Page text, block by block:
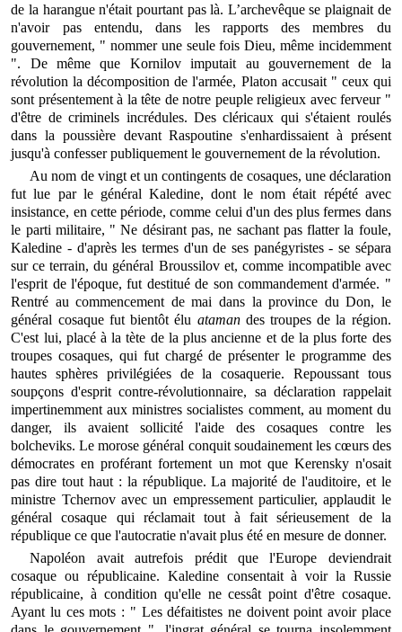
de la harangue n'était pourtant pas là. L’archevêque se plaignait de
n'avoir pas entendu, dans les rapports des membres du
gouvernement, " nommer une seule fois Dieu, même incidemment
". De même que Kornilov imputait au gouvernement de la
révolution la décomposition de l'armée, Platon accusait " ceux qui
sont présentement à la tête de notre peuple religieux avec ferveur "
d'être de criminels incrédules. Des cléricaux qui s'étaient roulés
dans la poussière devant Raspoutine s'enhardissaient à présent
jusqu'à confesser publiquement le gouvernement de la révolution.
Au nom de vingt et un contingents de cosaques, une déclaration
fut lue par le général Kaledine, dont le nom était répété avec
insistance, en cette période, comme celui d'un des plus fermes dans
le parti militaire, " Ne désirant pas, ne sachant pas flatter la foule,
Kaledine - d'après les termes d'un de ses panégyristes - se sépara
sur ce terrain, du général Broussilov et, comme incompatible avec
l'esprit de l'époque, fut destitué de son commandement d'armée. "
Rentré au commencement de mai dans la province du Don, le
général cosaque fut bientôt élu atamandes troupes de la région.
C'est lui, placé à la tète de la plus ancienne et de la plus forte des
troupes cosaques, qui fut chargé de présenter le programme des
hautes sphères privilégiées de la cosaquerie. Repoussant tous
soupçons d'esprit contre-révolutionnaire, sa déclaration rappelait
impertinemment aux ministres socialistes comment, au moment du
danger, ils avaient sollicité l'aide des cosaques contre les
bolcheviks. Le morose général conquit soudainement les cœurs des
démocrates en proférant fortement un mot que Kerensky n'osait
pas dire tout haut : la république. La majorité de l'auditoire, et le
ministre Tchernov avec un empressement particulier, applaudit le
général cosaque qui réclamait tout à fait sérieusement de la
république ce que l'autocratie n'avait plus été en mesure de donner.
Napoléon avait autrefois prédit que l'Europe deviendrait
cosaque ou républicaine. Kaledine consentait à voir la Russie
républicaine, à condition qu'elle ne cessât point d'être cosaque.
Ayant lu ces mots : " Les défaitistes ne doivent point avoir place